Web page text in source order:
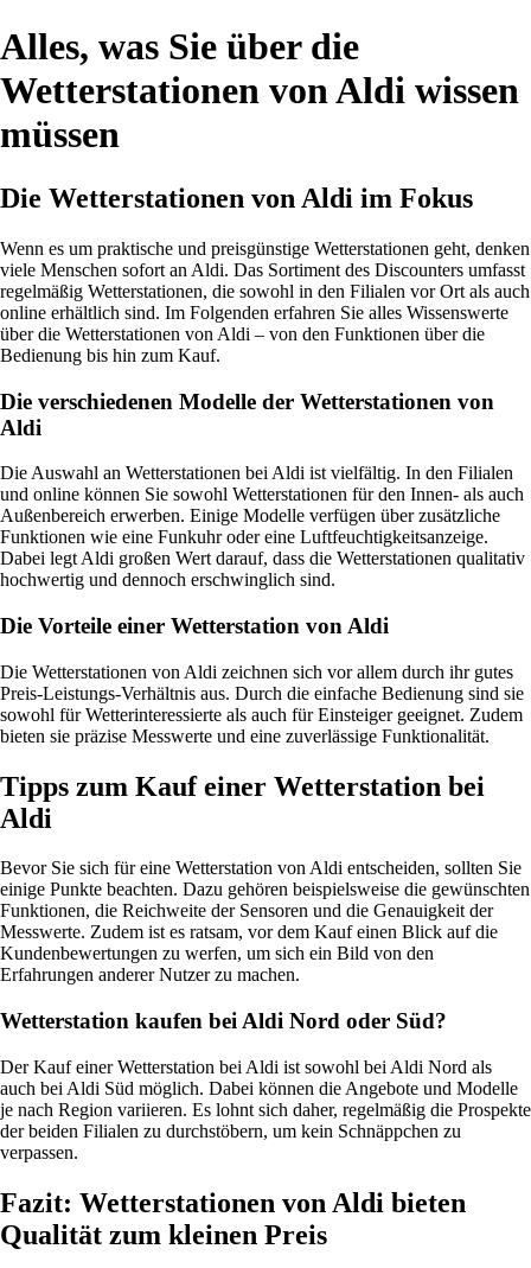
Alles, was Sie über die
Wetterstationen von Aldi wissen
müssen
Die Wetterstationen von Aldi im Fokus
Wenn es um praktische und preisgünstige Wetterstationen geht, denken
viele Menschen sofort an Aldi. Das Sortiment des Discounters umfasst
regelmäßig Wetterstationen, die sowohl in den Filialen vor Ort als auch
online erhältlich sind. Im Folgenden erfahren Sie alles Wissenswerte
über die Wetterstationen von Aldi – von den Funktionen über die
Bedienung bis hin zum Kauf.
Die verschiedenen Modelle der Wetterstationen von
Aldi
Die Auswahl an Wetterstationen bei Aldi ist vielfältig. In den Filialen
und online können Sie sowohl Wetterstationen für den Innen- als auch
Außenbereich erwerben. Einige Modelle verfügen über zusätzliche
Funktionen wie eine Funkuhr oder eine Luftfeuchtigkeitsanzeige.
Dabei legt Aldi großen Wert darauf, dass die Wetterstationen qualitativ
hochwertig und dennoch erschwinglich sind.
Die Vorteile einer Wetterstation von Aldi
Die Wetterstationen von Aldi zeichnen sich vor allem durch ihr gutes
Preis-Leistungs-Verhältnis aus. Durch die einfache Bedienung sind sie
sowohl für Wetterinteressierte als auch für Einsteiger geeignet. Zudem
bieten sie präzise Messwerte und eine zuverlässige Funktionalität.
Tipps zum Kauf einer Wetterstation bei
Aldi
Bevor Sie sich für eine Wetterstation von Aldi entscheiden, sollten Sie
einige Punkte beachten. Dazu gehören beispielsweise die gewünschten
Funktionen, die Reichweite der Sensoren und die Genauigkeit der
Messwerte. Zudem ist es ratsam, vor dem Kauf einen Blick auf die
Kundenbewertungen zu werfen, um sich ein Bild von den
Erfahrungen anderer Nutzer zu machen.
Wetterstation kaufen bei Aldi Nord oder Süd?
Der Kauf einer Wetterstation bei Aldi ist sowohl bei Aldi Nord als
auch bei Aldi Süd möglich. Dabei können die Angebote und Modelle
je nach Region variieren. Es lohnt sich daher, regelmäßig die Prospekte
der beiden Filialen zu durchstöbern, um kein Schnäppchen zu
verpassen.
Fazit: Wetterstationen von Aldi bieten
Qualität zum kleinen Preis